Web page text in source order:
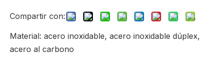
Compartir con:
Material: acero inoxidable, acero inoxidable dúplex,
acero al carbono